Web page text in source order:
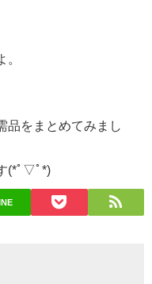
品をまとめてみまし
(*ﾟ▽ﾟ*)